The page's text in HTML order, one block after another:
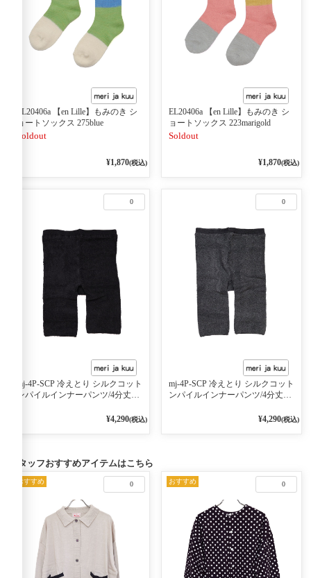
EL20406a 【en Lille】もみのき シ
ョートソックス 275blue
Soldout
¥1,870(税込)
EL20406a 【en Lille】もみのき シ
ョートソックス 223marigold
Soldout
¥1,870(税込)
0
mj-4P-SCP 冷えとり シルクコット
ンパイルインナーパンツ/4分丈
¥4,290(税込)
0
mj-4P-SCP 冷えとり シルクコット
ンパイルインナーパンツ/4分丈
¥4,290(税込)
スタッフおすすめアイテムはこちら
0
おすすめ 0
おすすめ